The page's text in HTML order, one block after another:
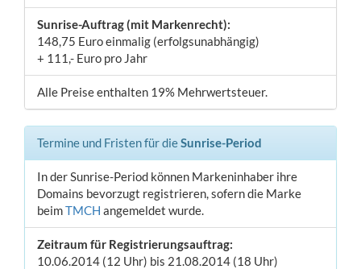
Sunrise-Auftrag (mit Markenrecht):
148,75 Euro einmalig (erfolgsunabhängig)
+ 111,- Euro pro Jahr
Alle Preise enthalten 19% Mehrwertsteuer.
Termine und Fristen für dieSunrise-Period
In der Sunrise-Period können Markeninhaber ihre
Domains bevorzugt registrieren, sofern die Marke
beimTMCH angemeldet wurde.
Zeitraum für Registrierungsauftrag:
10.06.2014 (12 Uhr) bis 21.08.2014 (18 Uhr)